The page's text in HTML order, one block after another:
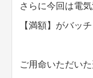
さらに今回は電
【満額】がバッ
ご用命いただい